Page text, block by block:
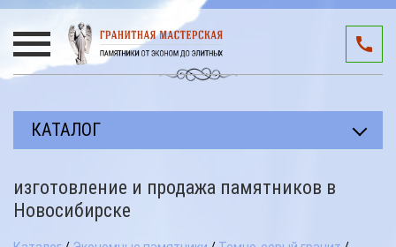
КАТАЛОГ
Авторские работы
изготовление и продажа памятников в
Новосибирске